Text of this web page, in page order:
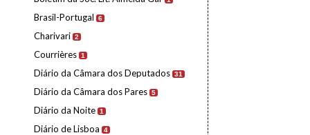
Brasil-Portugal 6
Charivari 2
Courrières 1
Diário da Câmara dos Deputados 31
Diário da Câmara dos Pares 5
Diário da Noite 1
Diário de Lisboa 4